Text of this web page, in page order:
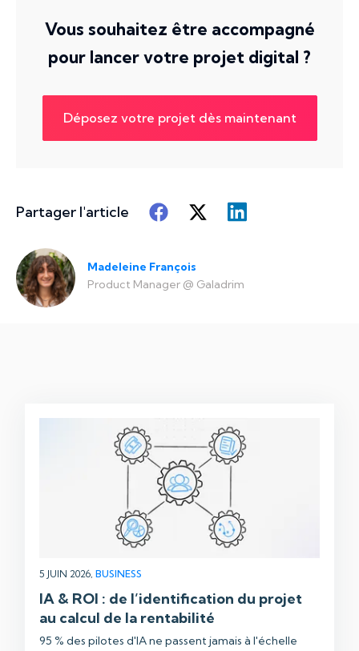
Vous souhaitez être accompagné
pour lancer votre projet digital ?
Déposez votre projet dès maintenant
Partager l'article
Madeleine François
Product Manager @ Galadrim
5 JUIN 2026, BUSINESS
IA & ROI : de l’identification du projet
au calcul de la rentabilité
95 % des pilotes d'IA ne passent jamais à l'échelle